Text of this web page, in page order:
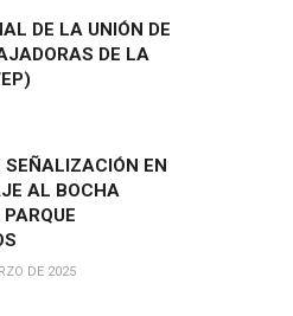
DE LA UNIÓN DE
DE LA
SEÑALIZACIÓN EN
AL BOCHA
PARQUE
DE 2025